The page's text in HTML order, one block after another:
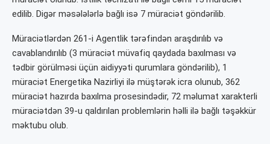
edilib. Digər məsələlərlə bağlı isə 7 müraciət göndərilib.
Müraciətlərdən 261-i Agentlik tərəfindən araşdırılıb və
cavablandırılıb (3 müraciət müvafiq qaydada baxılması və
tədbir görülməsi üçün aidiyyəti qurumlara göndərilib), 1
müraciət Energetika Nazirliyi ilə müştərək icra olunub, 362
müraciət hazırda baxılma prosesindədir, 72 məlumat xarakterli
müraciətdən 39-u qaldırılan problemlərin həlli ilə bağlı təşəkkür
məktubu olub.